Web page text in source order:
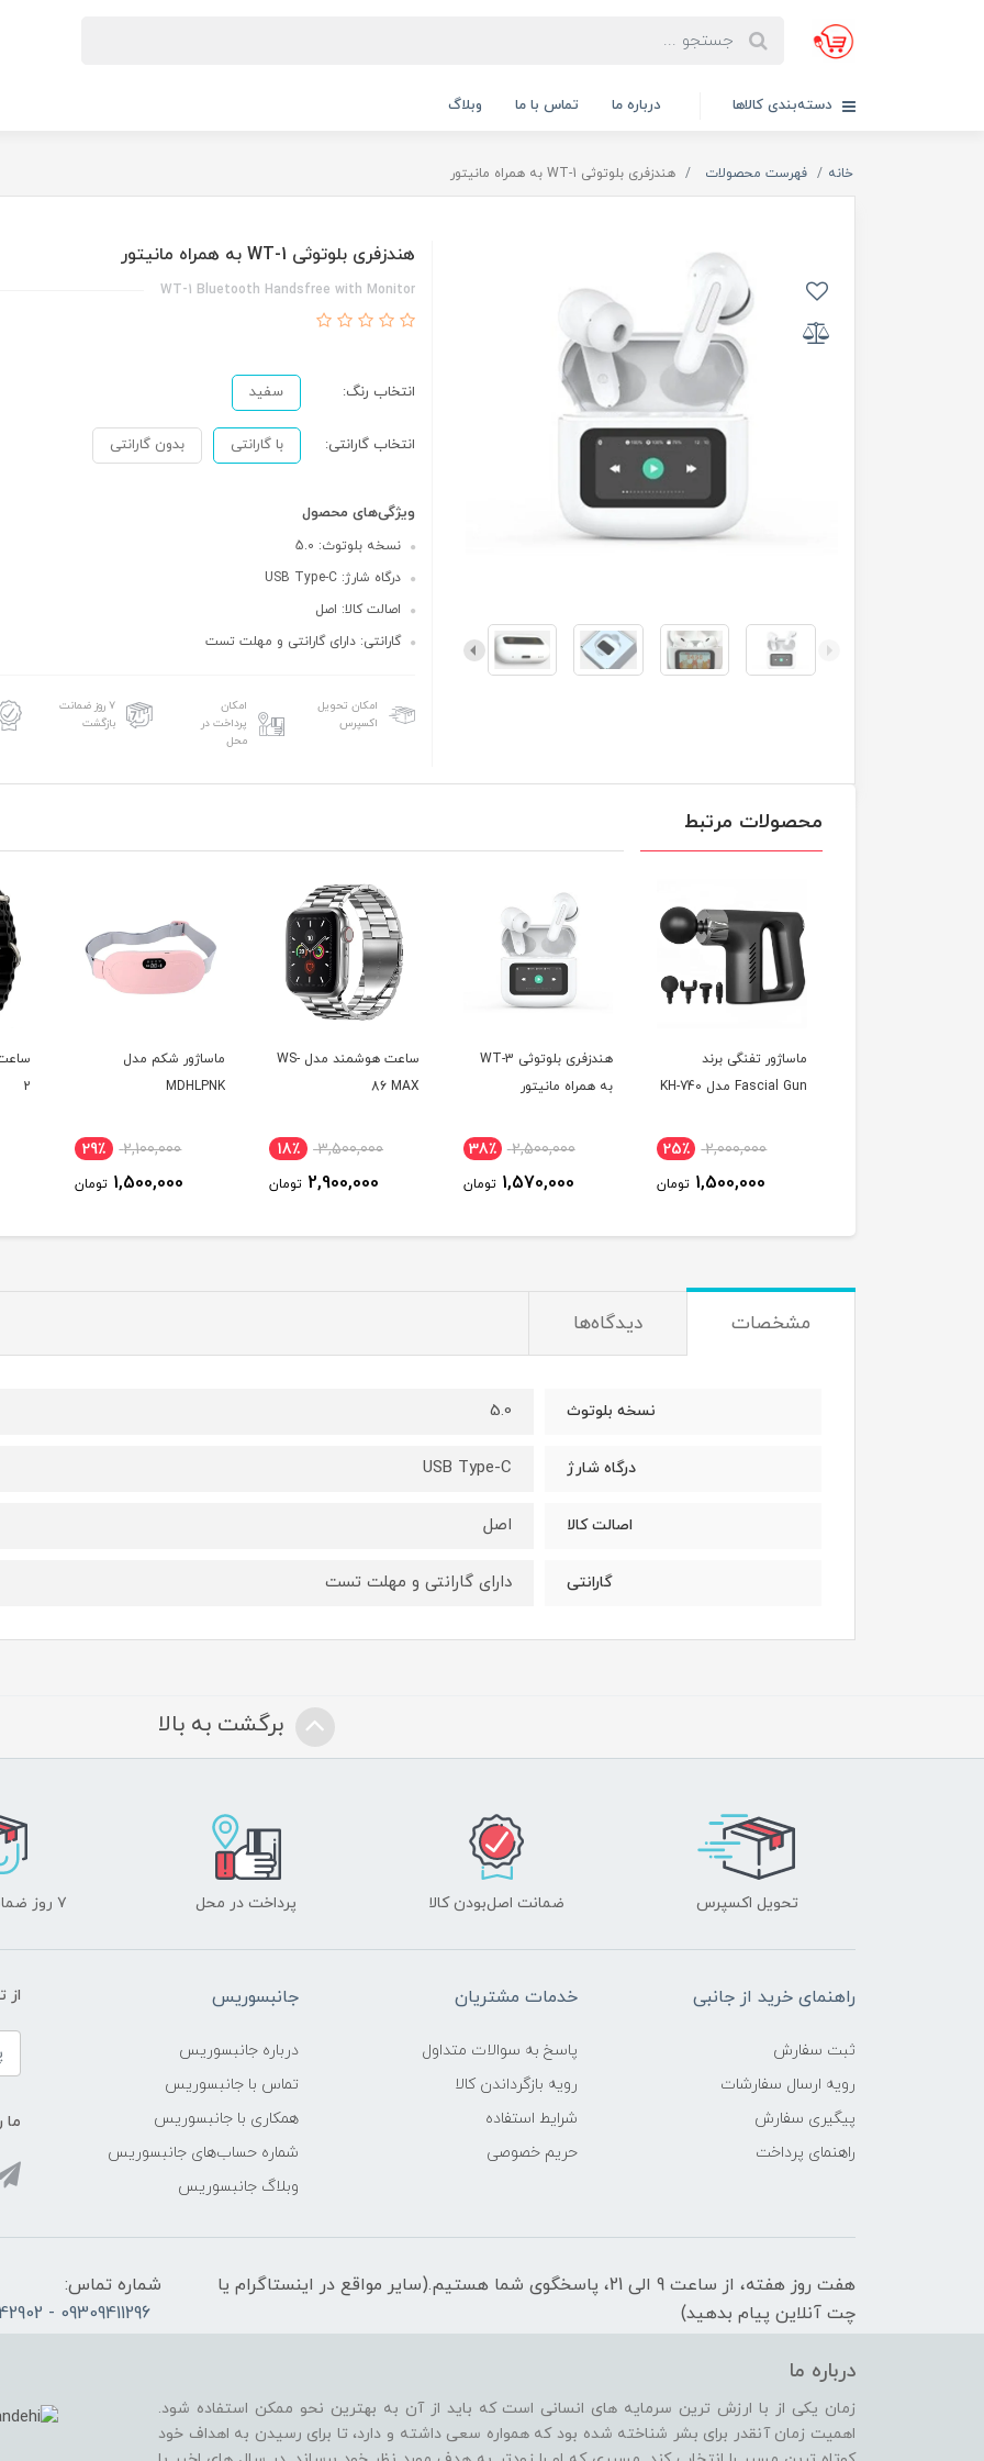
دسته‌بندی کالاها درباره ما تماس با ما وبلاگ
خانه فهرست محصولات هندزفری بلوتوثی WT-1 به همراه مانیتور
هندزفری بلوتوثی WT-1 به همراه مانیتور
WT-1 Bluetooth Handsfree with Monitor
انتخاب رنگ: سفید
انتخاب گارانتی: با گارانتی بدون گارانتی
ویژگی‌های محصول
نسخه بلوتوث: 5.0
درگاه شارژ: USB Type-C
اصالت کالا: اصل
گارانتی: دارای گارانتی و مهلت تست
امکان تحویل
اکسپرس
امکان
پرداخت در
محل
۷ روز ضمانت
بازگشت
محصولات مرتبط
ماساژور تفنگی برند
Fascial Gun مدل KH-740
2,000,000 25٪
1,500,000 تومان
هندزفری بلوتوثی WT-3
به همراه مانیتور
2,500,000 38٪
1,570,000 تومان
ساعت هوشمند مدل WS-
86 MAX
3,500,000 18٪
2,900,000 تومان
ماساژور شکم مدل
MDHLPNK
2,100,000 29٪
1,500,000 تومان
2
مشخصات دیدگاه‌ها
نسخه بلوتوث 5.0
درگاه شارژ USB Type-C
اصالت کالا اصل
گارانتی دارای گارانتی و مهلت تست
برگشت به بالا
تحویل اکسپرس ضمانت اصل‌بودن کالا پرداخت در محل ۷ روز ضمانت بازگشت
راهنمای خرید از جانبی
ثبت سفارش
رویه ارسال سفارشات
پیگیری سفارش
راهنمای پرداخت
خدمات مشتریان
پاسخ به سوالات متداول
رویه بازگرداندن کالا
شرایط استفاده
حریم خصوصی
جانبسوریس
درباره جانبسوریس
تماس با جانبسوریس
همکاری با جانبسوریس
شماره حساب‌های جانبسوریس
وبلاگ جانبسوریس
از
ما
هفت روز هفته، از ساعت 9 الی 21، پاسخگوی شما هستیم.(سایر مواقع در اینستاگرام یا
چت آنلاین پیام بدهید)
شماره تماس:
09309411296 - 02165342902
درباره ما
زمان یکی از با ارزش ترین سرمایه های انسانی است که باید از آن به بهترین نحو ممکن استفاده شود.
اهمیت زمان آنقدر برای بشر شناخته شده بود که همواره سعی داشته و دارد، تا برای رسیدن به اهداف خود